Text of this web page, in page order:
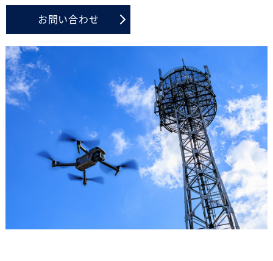
お問い合わせ